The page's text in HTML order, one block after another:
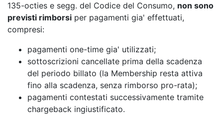
135-octies e segg. del Codice del Consumo, non sono
previsti rimborsi per pagamenti gia' effettuati,
compresi:
pagamenti one-time gia' utilizzati;
sottoscrizioni cancellate prima della scadenza
del periodo billato (la Membership resta attiva
fino alla scadenza, senza rimborso pro-rata);
pagamenti contestati successivamente tramite
chargeback ingiustificato.